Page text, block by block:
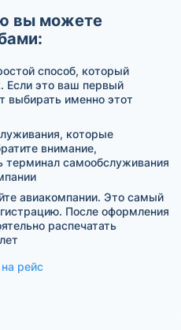
вы можете
способ, который
Если это ваш первый
выбирать именно этот
которые
внимание,
терминал самообслуживания
авиакомпании. Это самый
После оформления
распечатать
рейс